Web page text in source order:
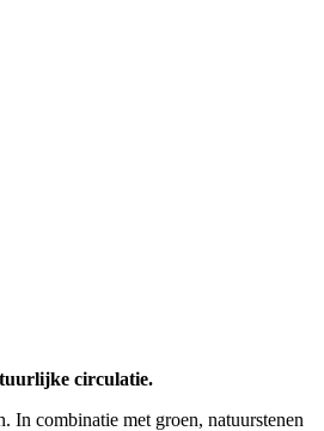
circulatie.
In combinatie met groen, natuurstenen